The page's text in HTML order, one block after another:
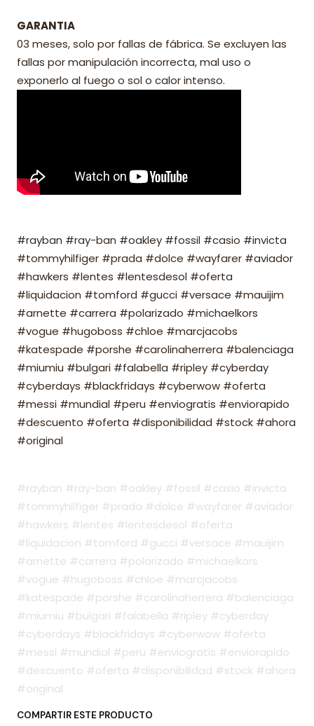
GARANTIA
03 meses, solo por fallas de fábrica. Se excluyen las
fallas por manipulación incorrecta, mal uso o
exponerlo al fuego o sol o calor intenso.
#rayban #ray-ban #oakley #fossil #casio #invicta
#tommyhilfiger #prada #dolce #wayfarer #aviador
#hawkers #lentes #lentesdesol #oferta
#liquidacion #tomford #gucci #versace #mauijim
#arnette #carrera #polarizado #michaelkors
#vogue #hugoboss #chloe #marcjacobs
#katespade #porshe #carolinaherrera #balenciaga
#miumiu #bulgari #falabella #ripley #cyberday
#cyberdays #blackfridays #cyberwow #oferta
#messi #mundial #peru #enviogratis #enviorapido
#descuento #oferta #disponibilidad #stock #ahora
#original
#rayban #ray-ban #oakley #fossil #casio #invicta
#tommyhilfiger #prada #dolce #wayfarer #aviador
#hawkers #lentes #lentesdesol #oferta
#liquidacion #tomford #gucci #versace #mauijim
#arnette #carrera #polarizado #michaelkors
#vogue #hugoboss #chloe #marcjacobs
#katespade #porshe #carolinaherrera #balenciaga
#miumiu #bulgari #falabella #ripley #cyberday
#cyberdays #blackfridays #cyberwow #oferta
#messi #mundial #peru #enviogratis #enviorapido
#descuento #oferta #disponibilidad #stock #ahora
#original
COMPARTIR ESTE PRODUCTO